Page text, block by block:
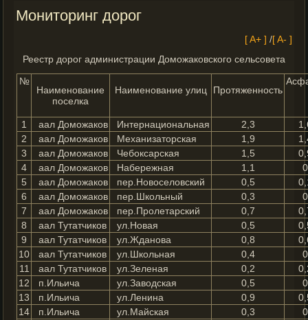
Мониторинг дорог
[ A+ ] /[ A- ]
Реестр дорог администрации Доможаковского сельсовета
№
Наименование
поселка
Наименование улиц Протяженность
1 аал Доможаков Интернациональная 2,3
2
аал Доможаков Механизаторская 1,9
3
аал Доможаков Чебоксарская 1,5
4
аал Доможаков Набережная 1,1
0
5
аал Доможаков пер.Новоселовский 0,5
6
аал Доможаков пер.Школьный 0,3
0
7
аал Доможаков пер.Пролетарский 0,7
8
аал Тутатчиков ул.Новая 0,5
9
аал Тутатчиков ул.Жданова 0,8
10
аал Тутатчиков ул.Школьная 0,4
0
11
аал Тутатчиков ул.Зеленая 0,2
12
п.Ильича ул.Заводская 0,5
0
13
п.Ильича ул.Ленина 0,9
14
п.Ильича ул.Майская 0,3
0